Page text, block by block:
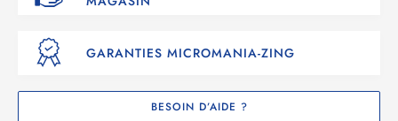
GARANTIES MICROMANIA-ZING
BESOIN D’AIDE ?